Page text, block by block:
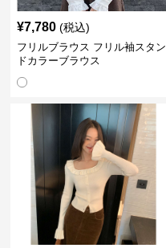
¥7,780 (税込)
フリルブラウス フリル袖スタン
ドカラーブラウス